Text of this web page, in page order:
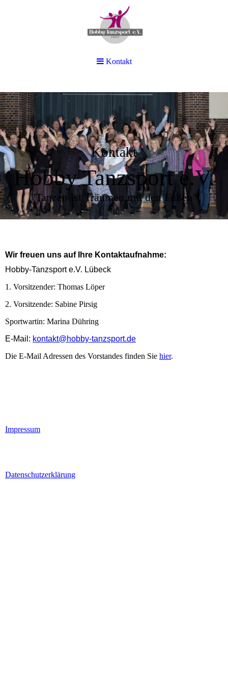
Kontakt
Hobby Tanzsport e.V.
"Tanzen ist Träumen mit den Füßen"
Wir freuen uns auf Ihre Kontaktaufnahme:
Hobby-Tanzsport e.V. Lübeck
1. Vorsitzender: Thomas Löper
2. Vorsitzende: Sabine Pirsig
Sportwartin: Marina Dühring
E-Mail: kontakt@hobby-tanzsport.de
Die E-Mail Adressen des Vorstandes finden Sie hier.
Impressum
Datenschutzerklärung
Kontakt